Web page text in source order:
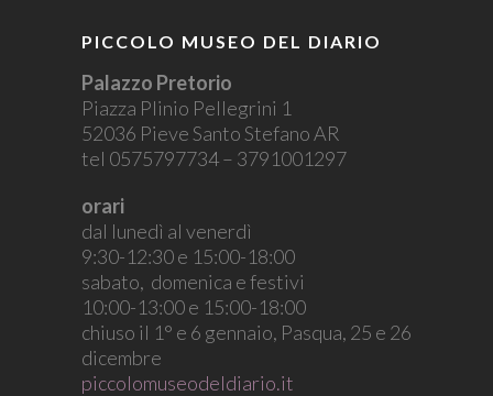
PICCOLO MUSEO DEL DIARIO
Palazzo Pretorio
Piazza Plinio Pellegrini 1
52036 Pieve Santo Stefano AR
tel 0575797734 – 3791001297
orari
dal lunedì al venerdì
9:30-12:30 e 15:00-18:00
sabato, domenica e festivi
10:00-13:00 e 15:00-18:00
chiuso il 1° e 6 gennaio, Pasqua, 25 e 26
dicembre
piccolomuseodeldiario.it